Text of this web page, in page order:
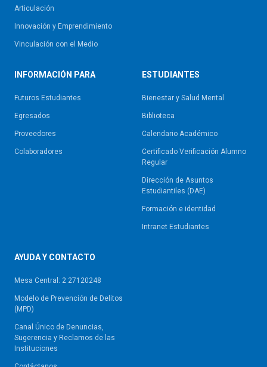
Articulación
Innovación y Emprendimiento
Vinculación con el Medio
INFORMACIÓN PARA
Futuros Estudiantes
Egresados
Proveedores
Colaboradores
ESTUDIANTES
Bienestar y Salud Mental
Biblioteca
Calendario Académico
Certificado Verificación Alumno
Regular
Dirección de Asuntos
Estudiantiles (DAE)
Formación e identidad
Intranet Estudiantes
AYUDA Y CONTACTO
Mesa Central: 2 27120248
Modelo de Prevención de Delitos
(MPD)
Canal Único de Denuncias,
Sugerencia y Reclamos de las
Instituciones